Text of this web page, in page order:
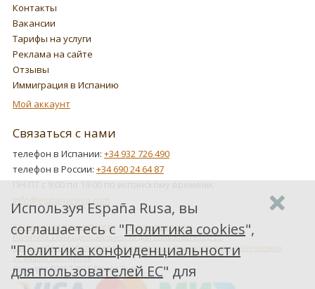
Контакты
Вакансии
Тарифы на услуги
Реклама на сайте
Отзывы
Иммиграция в Испанию
Мой аккаунт
Связаться с нами
телефон в Испании: +34 932 726 490
телефон в России: +34 690 24 64 87
ПН-ПТ с 9:00 по 19:00 по испанскому времени.
info@espanarusa.com
Соглашение пользователя
Политика cookies
Политика конфиденциальности для пользователей ЕС
Как Google обрабатывает информацию о пользователях, получаемую
от наших партнеров
Copyright ©2007-2026 Espana Rusa
Используя España Rusa, вы
соглашаетесь с "Политика cookies",
"Политика конфиденциальности
для пользователей ЕС" для